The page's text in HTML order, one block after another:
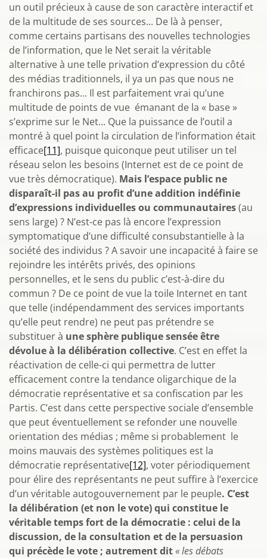
un outil précieux à cause de son caractère interactif et
de la multitude de ses sources... De là à penser,
comme certains partisans des nouvelles technologies
de l’information, que le Net serait la véritable
alternative à une telle privation d’expression du côté
des médias traditionnels, il ya un pas que nous ne
franchirons pas... Il est parfaitement vrai qu’une
multitude de points de vue émanant de la « base »
s’exprime sur le Net... Que la puissance de l’outil a
montré à quel point la circulation de l’information était
efficace[11], puisque quiconque peut utiliser un tel
réseau selon les besoins (Internet est de ce point de
vue très démocratique). Mais l’espace public ne
disparaît-il pas au profit d’une addition indéfinie
d’expressions individuelles ou communautaires(au
sens large) ? N’est-ce pas là encore l’expression
symptomatique d’une difficulté consubstantielle à la
société des individus ? A savoir une incapacité à faire se
rejoindre les intérêts privés, des opinions
personnelles, et le sens du public c’est-à-dire du
commun ? De ce point de vue la toile Internet en tant
que telle (indépendamment des services importants
qu’elle peut rendre) ne peut pas prétendre se
substituer à une sphère publique sensée être
dévolue à la délibération collective. C’est en effet la
réactivation de celle-ci qui permettra de lutter
efficacement contre la tendance oligarchique de la
démocratie représentative et sa confiscation par les
Partis. C’est dans cette perspective sociale d’ensemble
que peut éventuellement se refonder une nouvelle
orientation des médias ; même si probablement le
moins mauvais des systèmes politiques est la
démocratie représentative[12], voter périodiquement
pour élire des représentants ne peut suffire à l’exercice
d’un véritable autogouvernement par le peuple. C’est
la délibération (et non le vote) qui constitue le
véritable temps fort de la démocratie : celui de la
discussion, de la consultation et de la persuasion
qui précède le vote ; autrement dit« les débats